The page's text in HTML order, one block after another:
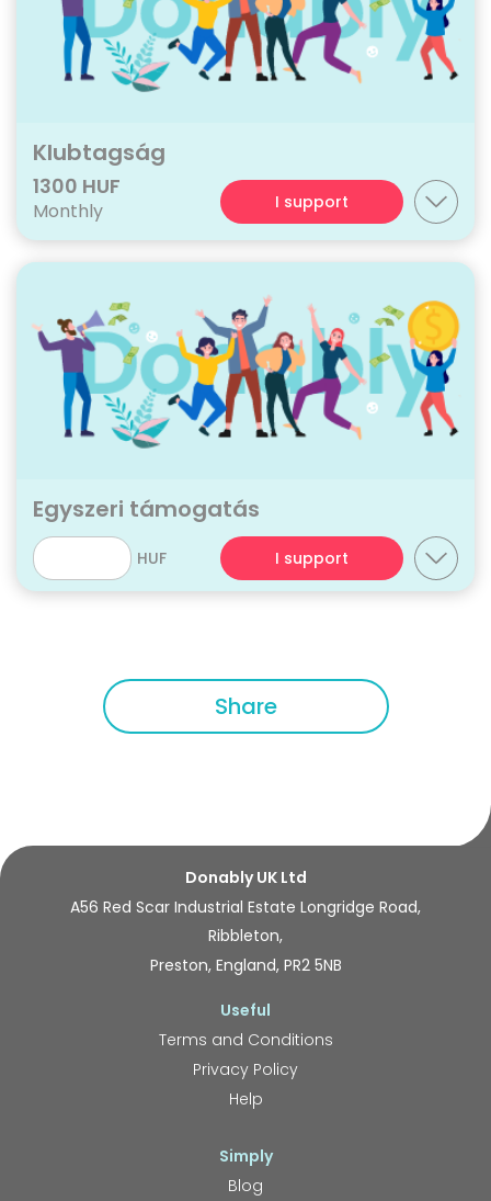
Klubtagság
1300 HUF
Monthly I support
Egyszeri támogatás
HUF I support
Share
Donably UK Ltd
A56 Red Scar Industrial Estate Longridge Road,
Ribbleton,
Preston, England, PR2 5NB
Useful
Terms and Conditions
Privacy Policy
Help
Simply
Blog